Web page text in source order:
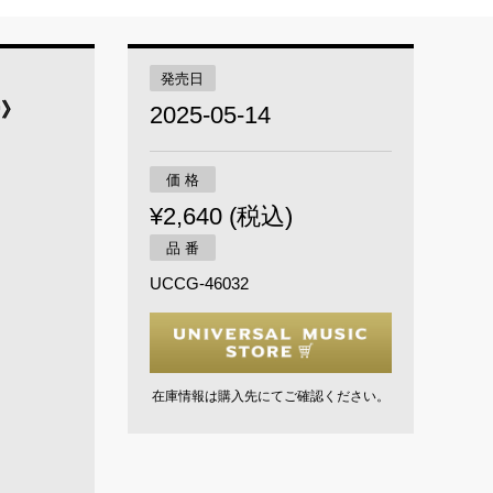
発売日
2025-05-14
価 格
¥2,640 (税込)
品 番
UCCG-46032
在庫情報は購入先にてご確認ください。